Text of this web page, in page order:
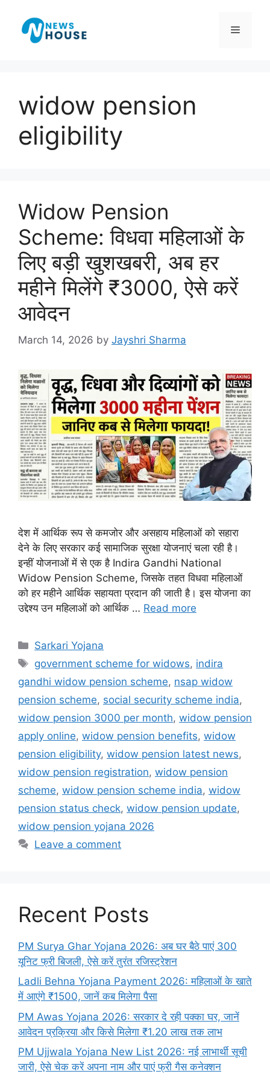
content
Menu
widow pension
eligibility
Widow Pension
Scheme: विधवा महिलाओं के
लिए बड़ी खुशखबरी, अब हर
महीने मिलेंगे ₹3000, ऐसे करें
आवेदन
March 14, 2026 by Jayshri Sharma
देश में आर्थिक रूप से कमजोर और असहाय महिलाओं को सहारा
देने के लिए सरकार कई सामाजिक सुरक्षा योजनाएं चला रही है।
इन्हीं योजनाओं में से एक है Indira Gandhi National
Widow Pension Scheme, जिसके तहत विधवा महिलाओं
को हर महीने आर्थिक सहायता प्रदान की जाती है। इस योजना का
उद्देश्य उन महिलाओं को आर्थिक … Read more
Categories
Sarkari Yojana
Tags
government scheme for widows, indira
gandhi widow pension scheme, nsap widow
pension scheme, social security scheme india,
widow pension 3000 per month, widow pension
apply online, widow pension benefits, widow
pension eligibility, widow pension latest news,
widow pension registration, widow pension
scheme, widow pension scheme india, widow
pension status check, widow pension update,
widow pension yojana 2026
Leave a comment
Recent Posts
PM Surya Ghar Yojana 2026: अब घर बैठे पाएं 300
यूनिट फ्री बिजली, ऐसे करें तुरंत रजिस्ट्रेशन
Ladli Behna Yojana Payment 2026: महिलाओं के खाते
में आएंगे ₹1500, जानें कब मिलेगा पैसा
PM Awas Yojana 2026: सरकार दे रही पक्का घर, जानें
आवेदन प्रक्रिया और किसे मिलेगा ₹1.20 लाख तक लाभ
PM Ujjwala Yojana New List 2026: नई लाभार्थी सूची
जारी, ऐसे चेक करें अपना नाम और पाएं फ्री गैस कनेक्शन